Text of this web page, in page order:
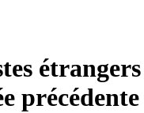
précédente